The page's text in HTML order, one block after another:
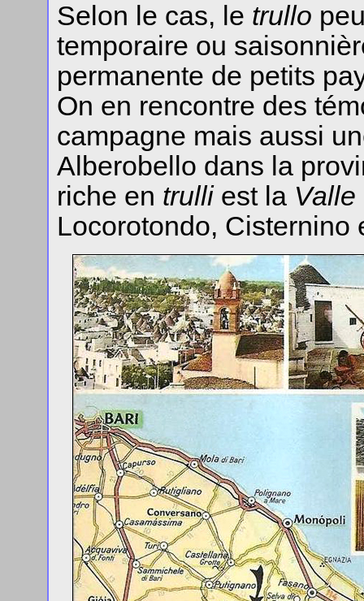
Selon le cas, le trullo
temporaire ou
permanente de petits
On en rencontre des
campagne mais aussi
Alberobello dans la
riche en trulliest la Valle
Locorotondo, Cisternino